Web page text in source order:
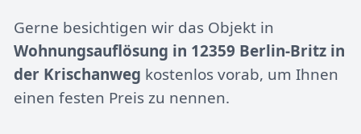
Gerne besichtigen wir das Objekt in
Wohnungsauflösung in 12359 Berlin-Britz in
der Krischanweg kostenlos vorab, um Ihnen
einen festen Preis zu nennen.